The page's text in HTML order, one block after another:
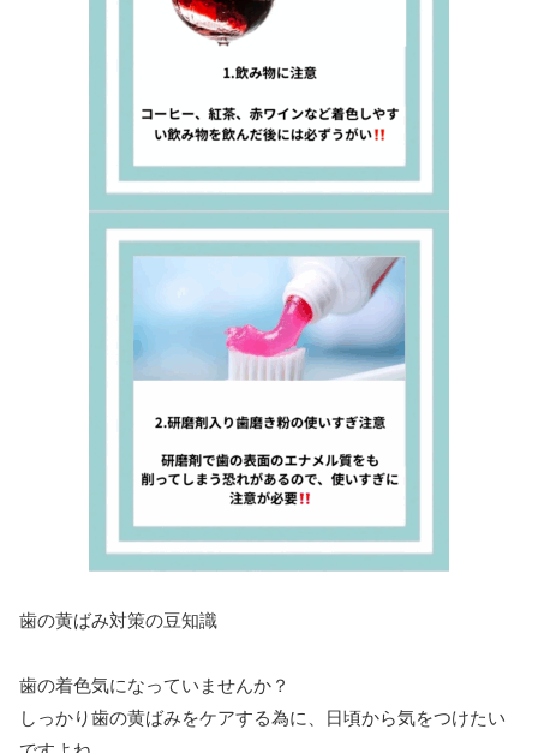
歯の黄ばみ対策の豆知識
歯の着色気になっていませんか？
しっかり歯の黄ばみをケアする為に、日頃から気をつけたい